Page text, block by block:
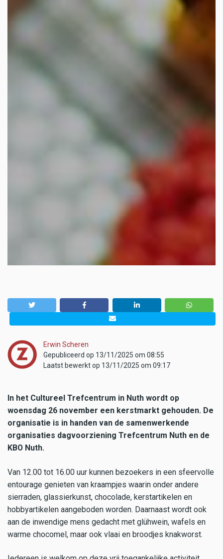
Erwin Scheren
Gepubliceerd op 13/11/2025 om 08:55
Laatst bewerkt op 13/11/2025 om 09:17
In het Cultureel Trefcentrum in Nuth wordt op
woensdag 26 november een kerstmarkt gehouden. De
organisatie is in handen van de samenwerkende
organisaties dagvoorziening Trefcentrum Nuth en de
KBO Nuth.
Van 12.00 tot 16.00 uur kunnen bezoekers in een sfeervolle
entourage genieten van kraampjes waarin onder andere
sierraden, glassierkunst, chocolade, kerstartikelen en
hobbyartikelen aangeboden worden. Daarnaast wordt ook
aan de inwendige mens gedacht met glühwein, wafels en
warme chocomel, maar ook vlaai en broodjes knakworst.